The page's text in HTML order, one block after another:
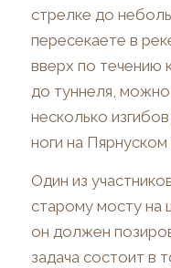
стрелке до
пересекаете в
вверх по течению
до туннеля, можно
несколько
ноги на
Один из
старому мосту на
он должен
задача состоит в